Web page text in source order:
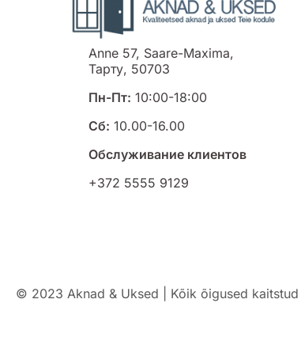
Anne 57, Saare-Maxima,
Тарту, 50703
Пн-Пт: 10:00-18:00
Сб: 10.00-16.00
Обслуживание клиентов
+372 5555 9129
© 2023 Aknad & Uksed | Kõik õigused kaitstud